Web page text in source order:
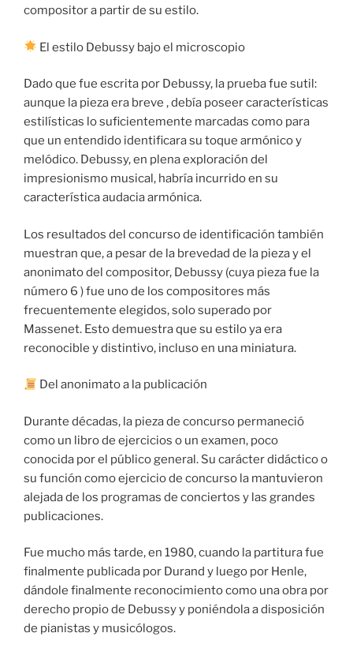
compositor a partir de su estilo.
El estilo Debussy bajo el microscopio
Dado que fue escrita por Debussy, la prueba fue sutil:
aunque la pieza era breve , debía poseer características
estilísticas lo suficientemente marcadas como para
que un entendido identificara su toque armónico y
melódico. Debussy, en plena exploración del
impresionismo musical, habría incurrido en su
característica audacia armónica.
Los resultados del concurso de identificación también
muestran que, a pesar de la brevedad de la pieza y el
anonimato del compositor, Debussy (cuya pieza fue la
número 6 ) fue uno de los compositores más
frecuentemente elegidos, solo superado por
Massenet. Esto demuestra que su estilo ya era
reconocible y distintivo, incluso en una miniatura.
Del anonimato a la publicación
Durante décadas, la pieza de concurso permaneció
como un libro de ejercicios o un examen, poco
conocida por el público general. Su carácter didáctico o
su función como ejercicio de concurso la mantuvieron
alejada de los programas de conciertos y las grandes
publicaciones.
Fue mucho más tarde, en 1980, cuando la partitura fue
finalmente publicada por Durand y luego por Henle,
dándole finalmente reconocimiento como una obra por
derecho propio de Debussy y poniéndola a disposición
de pianistas y musicólogos.